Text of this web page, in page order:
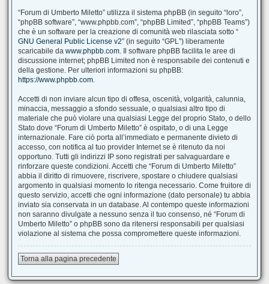
“Forum di Umberto Miletto” utilizza il sistema phpBB (in seguito “loro”,
“phpBB software”, “www.phpbb.com”, “phpBB Limited”, “phpBB Teams”)
che è un software per la creazione di comunità web rilasciata sotto “
GNU General Public License v2” (in seguito “GPL”) liberamente
scaricabile da www.phpbb.com. Il software phpBB facilita le aree di
discussione internet; phpBB Limited non è responsabile dei contenuti e
della gestione. Per ulteriori informazioni su phpBB:
https://www.phpbb.com.
Accetti di non inviare alcun tipo di offesa, oscenità, volgarità, calunnia,
minaccia, messaggio a sfondo sessuale, o qualsiasi altro tipo di
materiale che può violare una qualsiasi Legge del proprio Stato, o dello
Stato dove “Forum di Umberto Miletto” è ospitato, o di una Legge
internazionale. Fare ciò porta all’immediato e permanente divieto di
accesso, con notifica al tuo provider Internet se è ritenuto da noi
opportuno. Tutti gli indirizzi IP sono registrati per salvaguardare e
rinforzare queste condizioni. Accetti che “Forum di Umberto Miletto”
abbia il diritto di rimuovere, riscrivere, spostare o chiudere qualsiasi
argomento in qualsiasi momento lo ritenga necessario. Come fruitore di
questo servizio, accetti che ogni informazione (dato personale) tu abbia
inviato sia conservata in un database. Al contempo queste informazioni
non saranno divulgate a nessuno senza il tuo consenso, né “Forum di
Umberto Miletto” o phpBB sono da ritenersi responsabili per qualsiasi
violazione al sistema che possa compromettere queste informazioni.
Torna alla pagina precedente